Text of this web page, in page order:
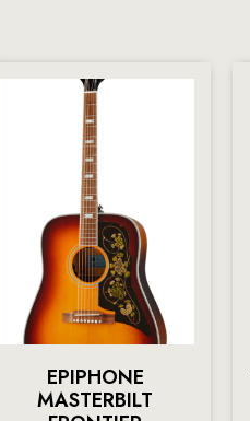
EPIPHONE
MASTERBILT